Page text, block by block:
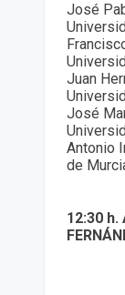
José
Juan
José
Antonio
de
12:30 h.